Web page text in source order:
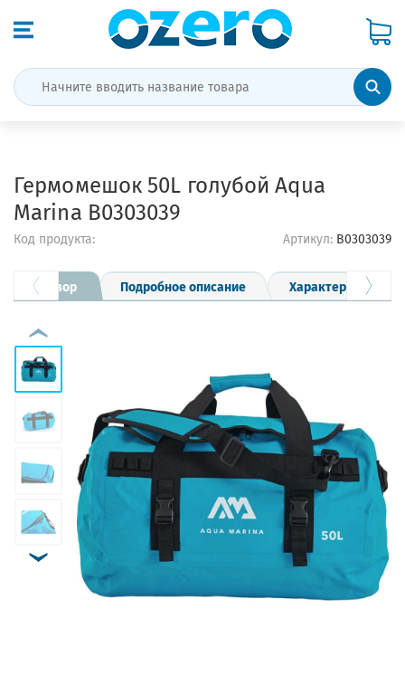
Гермомешок 50L голубой Aqua
Marina B0303039
Код продукта: Артикул: B0303039
Обзор Подробное описание Характеристики